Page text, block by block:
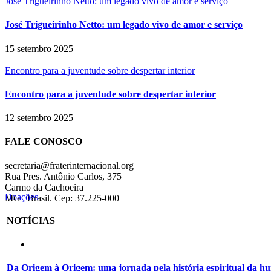
José Trigueirinho Netto: um legado vivo de amor e serviço
15 setembro 2025
Encontro para a juventude sobre despertar interior
Encontro para a juventude sobre despertar interior
12 setembro 2025
FALE CONOSCO
secretaria@fraterinternacional.org
Rua Pres. Antônio Carlos, 375
Carmo da Cachoeira
MG | Brasil. Cep: 37.225-000
Doações
NOTÍCIAS
Da Origem à Origem: uma jornada pela história espiritual da